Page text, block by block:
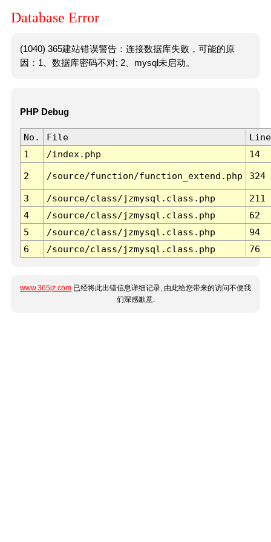
Database Error
(1040) 365建站错误警告：连接数据库失败，可能的原
因：1、数据库密码不对; 2、mysql未启动。
PHP Debug
No. File
Line
1
/index.php 14
2 /source/function/function_extend.php 324
3 /source/class/jzmysql.class.php
211
4
/source/class/jzmysql.class.php
62
5
/source/class/jzmysql.class.php
94
6
/source/class/jzmysql.class.php 76
www.365jz.com 已经将此出错信息详细记录, 由此给您带来的访问不便我
们深感歉意.